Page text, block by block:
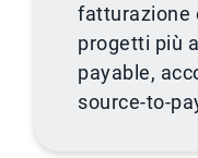
fatturazione
progetti più
payable,
source-to-